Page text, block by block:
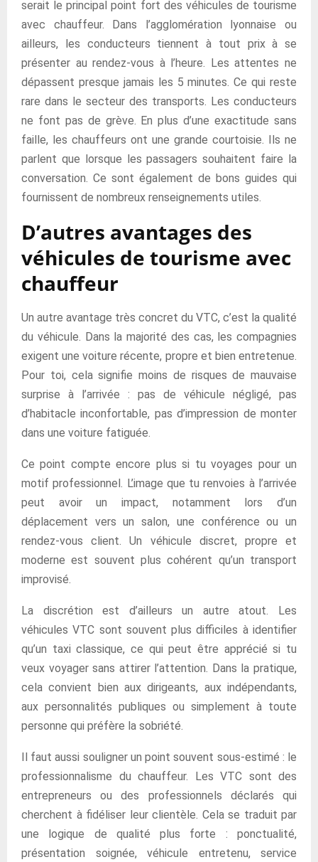
serait le principal point fort des véhicules de tourisme
avec chauffeur. Dans l’agglomération lyonnaise ou
ailleurs, les conducteurs tiennent à tout prix à se
présenter au rendez-vous à l’heure. Les attentes ne
dépassent presque jamais les 5 minutes. Ce qui reste
rare dans le secteur des transports. Les conducteurs
ne font pas de grève. En plus d’une exactitude sans
faille, les chauffeurs ont une grande courtoisie. Ils ne
parlent que lorsque les passagers souhaitent faire la
conversation. Ce sont également de bons guides qui
fournissent de nombreux renseignements utiles.
D’autres avantages des
véhicules de tourisme avec
chauffeur
Un autre avantage très concret du VTC, c’est la qualité
du véhicule. Dans la majorité des cas, les compagnies
exigent une voiture récente, propre et bien entretenue.
Pour toi, cela signifie moins de risques de mauvaise
surprise à l’arrivée : pas de véhicule négligé, pas
d’habitacle inconfortable, pas d’impression de monter
dans une voiture fatiguée.
Ce point compte encore plus si tu voyages pour un
motif professionnel. L’image que tu renvoies à l’arrivée
peut avoir un impact, notamment lors d’un
déplacement vers un salon, une conférence ou un
rendez-vous client. Un véhicule discret, propre et
moderne est souvent plus cohérent qu’un transport
improvisé.
La discrétion est d’ailleurs un autre atout. Les
véhicules VTC sont souvent plus difficiles à identifier
qu’un taxi classique, ce qui peut être apprécié si tu
veux voyager sans attirer l’attention. Dans la pratique,
cela convient bien aux dirigeants, aux indépendants,
aux personnalités publiques ou simplement à toute
personne qui préfère la sobriété.
Il faut aussi souligner un point souvent sous-estimé : le
professionnalisme du chauffeur. Les VTC sont des
entrepreneurs ou des professionnels déclarés qui
cherchent à fidéliser leur clientèle. Cela se traduit par
une logique de qualité plus forte : ponctualité,
présentation soignée, véhicule entretenu, service